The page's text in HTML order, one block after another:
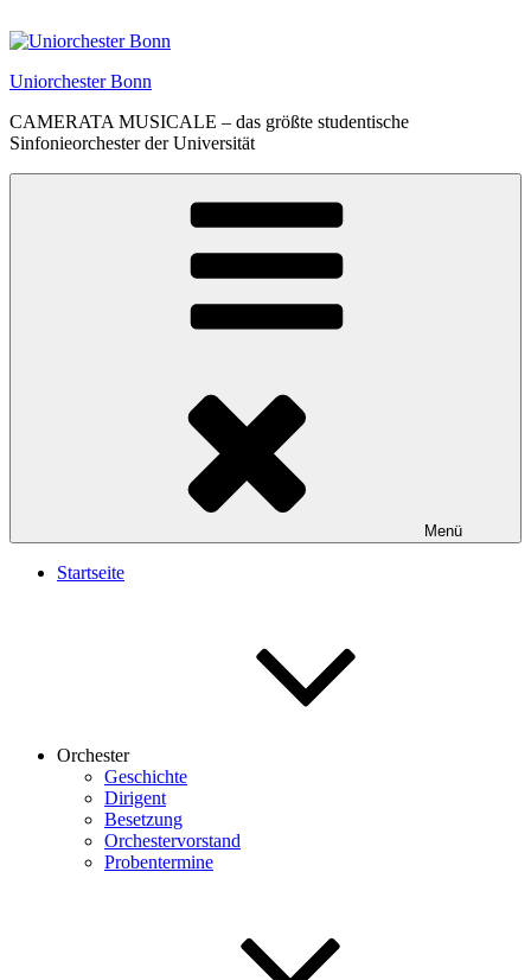
Inhalt
Uniorchester Bonn
CAMERATA MUSICALE – das größte studentische
Sinfonieorchester der Universität
Menü
Startseite
Orchester
Geschichte
Dirigent
Besetzung
Orchestervorstand
Probentermine